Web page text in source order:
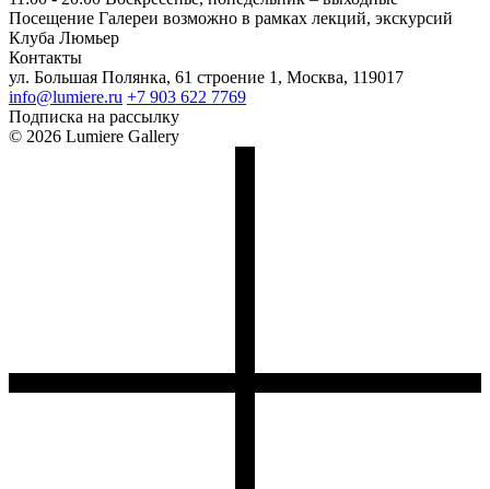
Посещение Галереи возможно в рамках лекций, экскурсий
Клуба Люмьер
Контакты
ул. Большая Полянка, 61 строение 1, Москва, 119017
info@lumiere.ru +7 903 622 7769
Подписка на рассылку
© 2026 Lumiere Gallery